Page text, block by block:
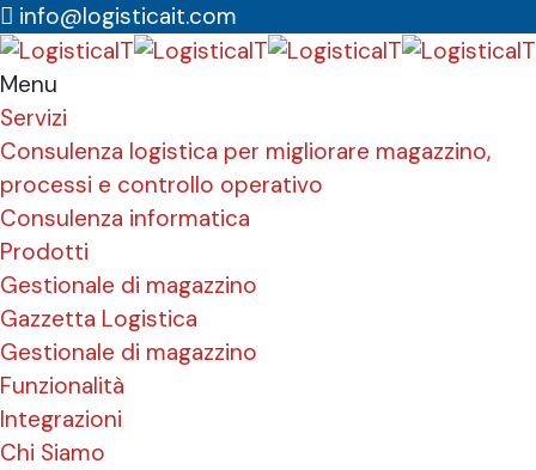
info@logisticait.com
Menu
Servizi
Consulenza logistica per migliorare magazzino,
processi e controllo operativo
Consulenza informatica
Prodotti
Gestionale di magazzino
Gazzetta Logistica
Gestionale di magazzino
Funzionalità
Integrazioni
Chi Siamo